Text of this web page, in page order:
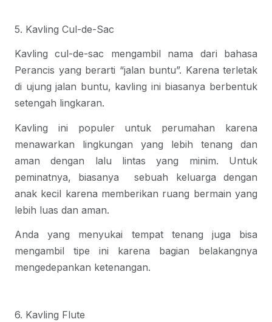
5. Kavling Cul-de-Sac
Kavling cul-de-sac mengambil nama dari bahasa
Perancis yang berarti “jalan buntu”. Karena terletak
di ujung jalan buntu, kavling ini biasanya berbentuk
setengah lingkaran.
Kavling ini populer untuk perumahan karena
menawarkan lingkungan yang lebih tenang dan
aman dengan lalu lintas yang minim. Untuk
peminatnya, biasanya sebuah keluarga dengan
anak kecil karena memberikan ruang bermain yang
lebih luas dan aman.
Anda yang menyukai tempat tenang juga bisa
mengambil tipe ini karena bagian belakangnya
mengedepankan ketenangan.
6. Kavling Flute